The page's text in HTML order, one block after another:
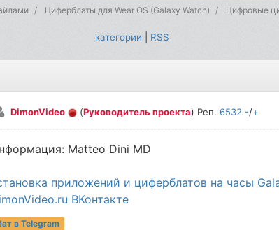
Циферблаты для Wear OS (Galaxy Watch) Цифровые
категории RSS
DimonVideo (Руководитель проекта) Реп.6532 -/+
Matteo Dini MD
приложений и циферблатов на часы
ВКонтакте
в Telegram